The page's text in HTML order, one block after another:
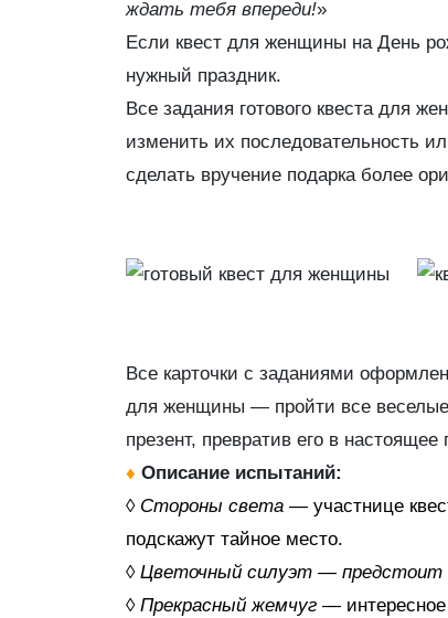
ждать тебя впереди!»
Если квест для женщины на День
нужный праздник.
Все задания готового квеста для
изменить их последовательность
сделать вручение подарка более
Все карточки с заданиями
для женщины — пройти все веселые
презент, превратив его в
♦ Описание испытаний:
◊ Стороны света — участнице
подскажут тайное место.
◊ Цветочный силуэт — предстоит
◊ Прекрасный жемчуг —